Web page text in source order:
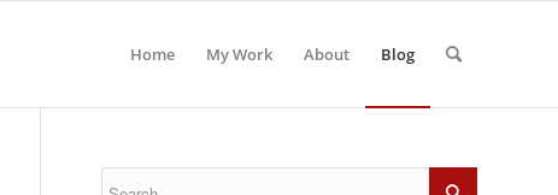
Home My Work About Blog